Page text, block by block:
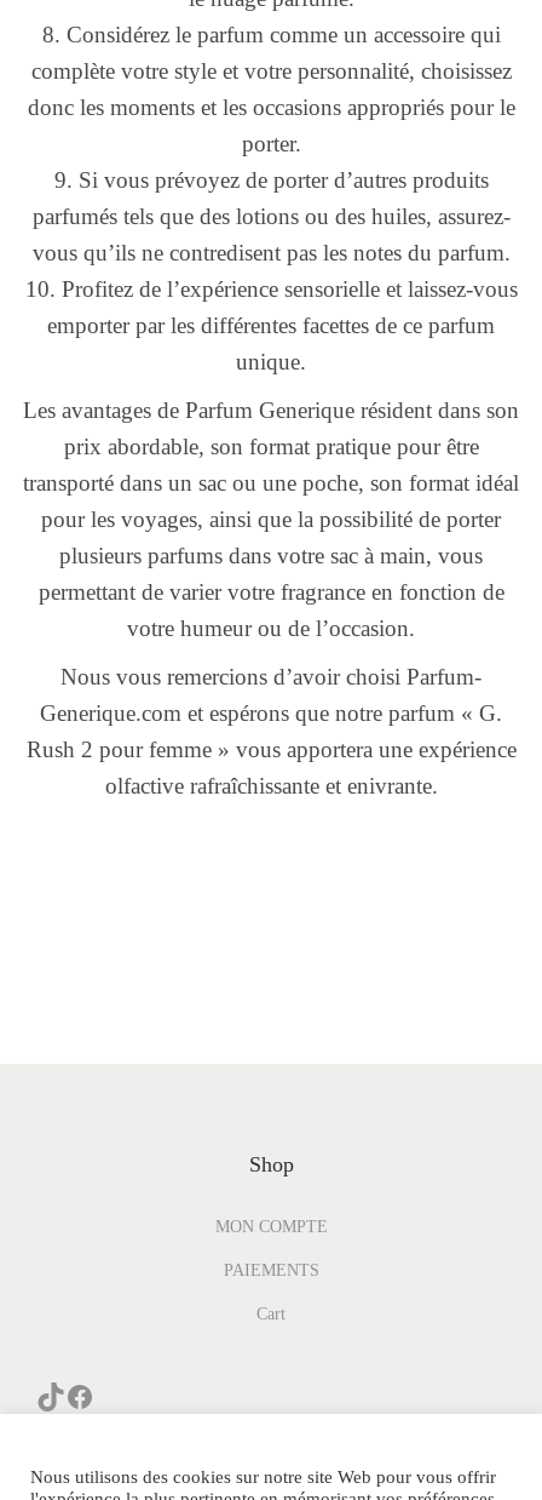
8. Considérez le parfum comme un accessoire qui
complète votre style et votre personnalité, choisissez
donc les moments et les occasions appropriés pour le
porter.
9. Si vous prévoyez de porter d’autres produits
parfumés tels que des lotions ou des huiles, assurez-
vous qu’ils ne contredisent pas les notes du parfum.
10. Profitez de l’expérience sensorielle et laissez-vous
emporter par les différentes facettes de ce parfum
unique.
Les avantages de Parfum Generique résident dans son
prix abordable, son format pratique pour être
transporté dans un sac ou une poche, son format idéal
pour les voyages, ainsi que la possibilité de porter
plusieurs parfums dans votre sac à main, vous
permettant de varier votre fragrance en fonction de
votre humeur ou de l’occasion.
Nous vous remercions d’avoir choisi Parfum-
Generique.com et espérons que notre parfum « G.
Rush 2 pour femme » vous apportera une expérience
olfactive rafraîchissante et enivrante.
Shop
MON COMPTE
PAIEMENTS
Cart
Nous utilisons des cookies sur notre site Web pour vous offrir